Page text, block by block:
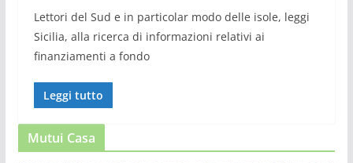
Lettori del Sud e in particolar modo delle isole, leggi
Sicilia, alla ricerca di informazioni relativi ai
finanziamenti a fondo
Leggi tutto
Mutui Casa